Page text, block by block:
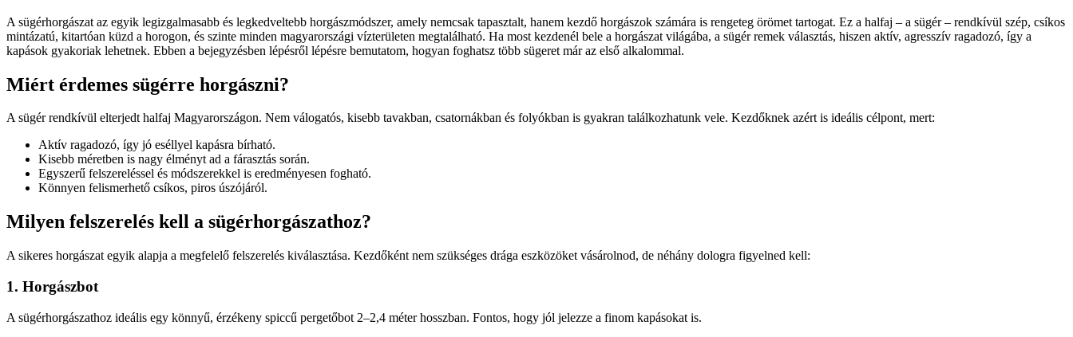
A sügérhorgászat az egyik legizgalmasabb és legkedveltebb horgászmódszer, amely nemcsak tapasztalt, hanem kezdő horgászok számára is rengeteg örömet tartogat. Ez a halfaj – a sügér – rendkívül szép, csíkos
mintázatú, kitartóan küzd a horogon, és szinte minden magyarországi vízterületen megtalálható. Ha most kezdenél bele a horgászat világába, a sügér remek választás, hiszen aktív, agresszív ragadozó, így a
kapások gyakoriak lehetnek. Ebben a bejegyzésben lépésről lépésre bemutatom, hogyan foghatsz több sügeret már az első alkalommal.
Miért érdemes sügérre horgászni?
A sügér rendkívül elterjedt halfaj Magyarországon. Nem válogatós, kisebb tavakban, csatornákban és folyókban is gyakran találkozhatunk vele. Kezdőknek azért is ideális célpont, mert:
Aktív ragadozó, így jó eséllyel kapásra bírható.
Kisebb méretben is nagy élményt ad a fárasztás során.
Egyszerű felszereléssel és módszerekkel is eredményesen fogható.
Könnyen felismerhető csíkos, piros úszójáról.
Milyen felszerelés kell a sügérhorgászathoz?
A sikeres horgászat egyik alapja a megfelelő felszerelés kiválasztása. Kezdőként nem szükséges drága eszközöket vásárolnod, de néhány dologra figyelned kell:
1. Horgászbot
A sügérhorgászathoz ideális egy könnyű, érzékeny spiccű pergetőbot 2–2,4 méter hosszban. Fontos, hogy jól jelezze a finom kapásokat is.